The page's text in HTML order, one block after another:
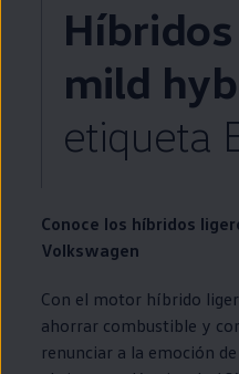
mild
etiqueta
Conoce los híbridos
Volkswagen
Con el motor híbrido
ahorrar combustible y
renunciar a la emoción